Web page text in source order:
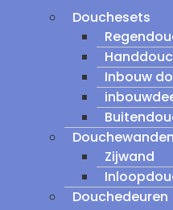
Douchesets
Inbouw
Douchewanden
Zijwand
Douchedeuren